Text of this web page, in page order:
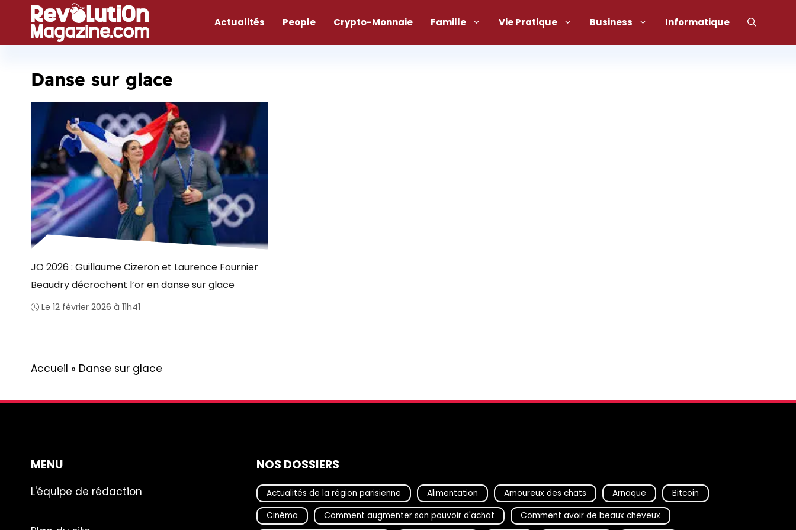
contenu
Actualités People Crypto-Monnaie Famille Vie Pratique Business Informatique
Danse sur glace
JO 2026 : Guillaume Cizeron et Laurence Fournier
Beaudry décrochent l’or en danse sur glace
Le 12 février 2026 à 11h41
Accueil » Danse sur glace
MENU
L'équipe de rédaction
NOS DOSSIERS
Actualités de la région parisienne Alimentation Amoureux des chats Arnaque
Bitcoin
Cinéma
Comment augmenter son pouvoir d'achat Comment avoir de beaux cheveux